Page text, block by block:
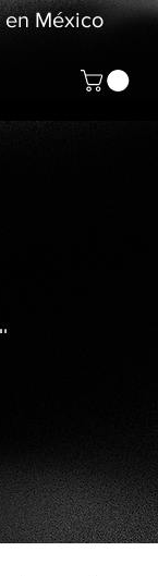
en México